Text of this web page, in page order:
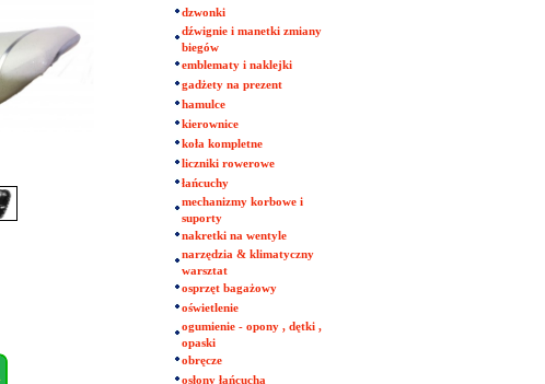
dzwonki
dźwignie i manetki zmiany
biegów
emblematy i naklejki
gadżety na prezent
hamulce
kierownice
koła kompletne
liczniki rowerowe
łańcuchy
mechanizmy korbowe i
suporty
nakretki na wentyle
narzędzia & klimatyczny
warsztat
osprzęt bagażowy
oświetlenie
ogumienie - opony , dętki ,
opaski
obręcze
osłony łańcucha